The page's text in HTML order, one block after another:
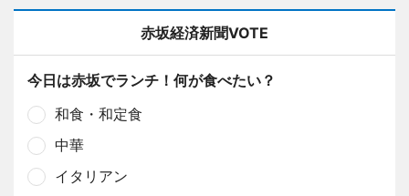
赤坂経済新聞VOTE
今日は赤坂でランチ！何が食べたい？
和食・和定食
中華
イタリアン